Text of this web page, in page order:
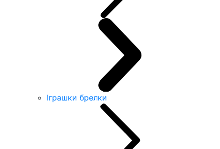
Іграшки брелки